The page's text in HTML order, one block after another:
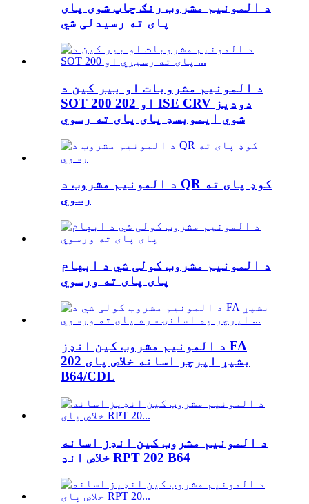
د المونیم مشروب رنګ چاپ شوی پای
پای ته رسیدلی شي
د المونیم مشروبات او بیر کین د
SOT 200 او 202 ISE CRV دودیز
شوي ایموبسډ پای پای ته رسوي
د المونیم مشروب د QR کوډ پای ته
رسوي
د المونیم مشروب کولی شي د ابهام
پای پای ته ورسوي
د المونیم مشروب کین انډز FA
بشپړ اپرچر اسانه خلاص پای 202
B64/CDL
د المونیم مشروب کین انډز اسانه
خلاص انډ RPT 202 B64